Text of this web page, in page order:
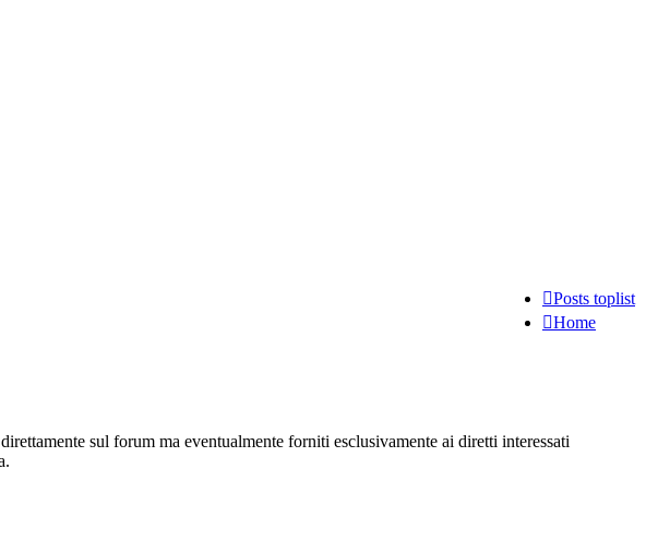
Posts toplist
Home
sul forum ma eventualmente forniti esclusivamente ai diretti interessati